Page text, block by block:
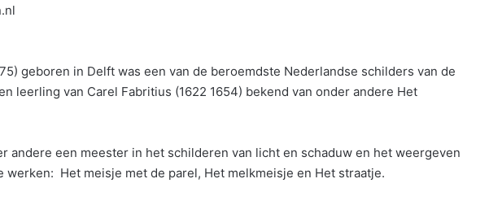
geboren in Delft was een van de beroemdste Nederlandse schilders van de
leerling van Carel Fabritius (1622 1654) bekend van onder andere Het
andere een meester in het schilderen van licht en schaduw en het weergeven
werken: Het meisje met de parel, Het melkmeisje en Het straatje.